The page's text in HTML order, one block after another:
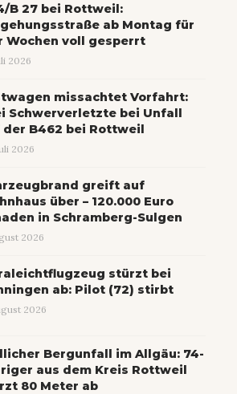
B 27 bei Rottweil:
ab Montag für
Wochen voll gesperrt
2026
missachtet Vorfahrt:
Schwerverletzte bei Unfall
der B462 bei Rottweil
2026
greift auf
über – 120.000 Euro
in Schramberg-Sulgen
2026
stürzt bei
ab: Pilot (72) stirbt
2026
Bergunfall im Allgäu: 74-
aus dem Kreis Rottweil
80 Meter ab